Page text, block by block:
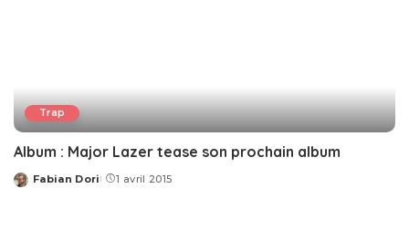
Trap
Album : Major Lazer tease son prochain album
Posted
Fabian Dori 1 avril 2015